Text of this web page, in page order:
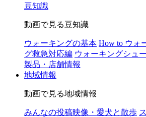
豆知識
動画で見る豆知識
ウォーキングの基本 How to ウォ
グ救急対応編 ウォーキングシュ
製品・店舗情報
地域情報
動画で見る地域情報
みんなの投稿映像・愛犬と散歩